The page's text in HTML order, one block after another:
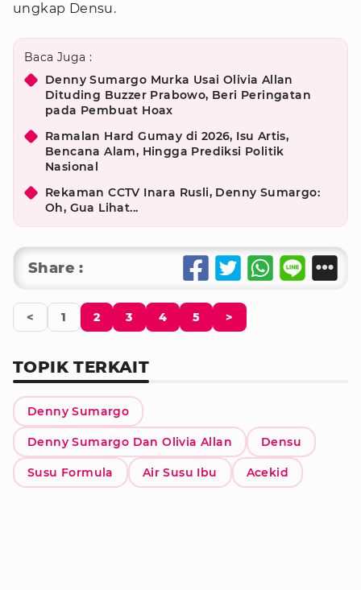
ungkap Densu.
Baca Juga :
Denny Sumargo Murka Usai Olivia Allan
Dituding Buzzer Prabowo, Beri Peringatan
pada Pembuat Hoax
Ramalan Hard Gumay di 2026, Isu Artis,
Bencana Alam, Hingga Prediksi Politik
Nasional
Rekaman CCTV Inara Rusli, Denny Sumargo:
Oh, Gua Lihat...
Share :
< 1 2 3 4 5 >
TOPIK TERKAIT
Denny Sumargo
Denny Sumargo Dan Olivia Allan Densu
Susu Formula Air Susu Ibu Acekid